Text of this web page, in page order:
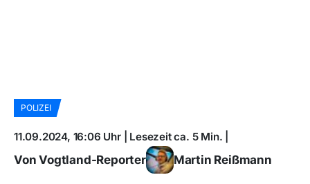
POLIZEI
11.09.2024, 16:06 Uhr | Lesezeit ca. 5 Min. |
Von Vogtland-Reporter Martin Reißmann